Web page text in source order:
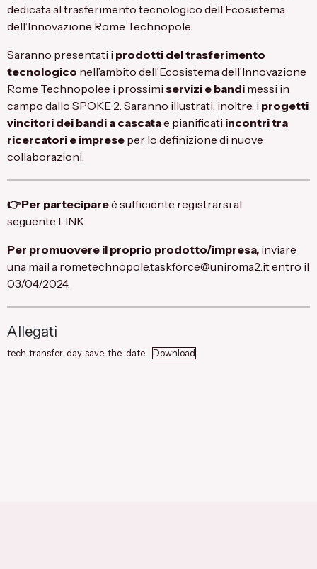
dedicata al trasferimento tecnologico dell’Ecosistema
dell’Innovazione Rome Technopole.
Saranno presentati i prodotti del trasferimento
tecnologico nell’ambito dell’Ecosistema dell’Innovazione
Rome Technopolee i prossimi servizi e bandi messi in
campo dallo SPOKE 2. Saranno illustrati, inoltre, i progetti
vincitori dei bandi a cascatae pianificati incontri tra
ricercatori e imprese per lo definizione di nuove
collaborazioni.
👉Per partecipareè sufficiente registrarsi al
seguente LINK.
Per promuovere il proprio prodotto/impresa, inviare
una mail a rometechnopole.taskforce@uniroma2.itentro il
03/04/2024.
Allegati
tech-transfer-day-save-the-date Download